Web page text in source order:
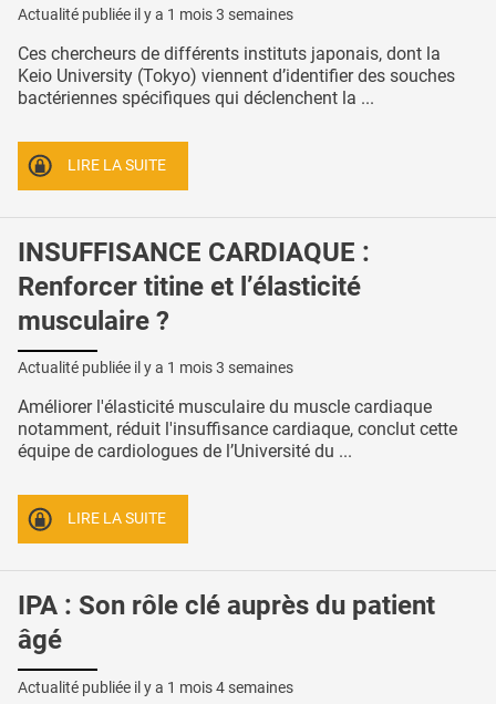
Actualité publiée il y a 1 mois 3 semaines
Ces chercheurs de différents instituts japonais, dont la
Keio University (Tokyo) viennent d’identifier des souches
bactériennes spécifiques qui déclenchent la ...
LIRE LA SUITE
INSUFFISANCE CARDIAQUE :
Renforcer titine et l’élasticité
musculaire ?
Actualité publiée il y a 1 mois 3 semaines
Améliorer l'élasticité musculaire du muscle cardiaque
notamment, réduit l'insuffisance cardiaque, conclut cette
équipe de cardiologues de l’Université du ...
LIRE LA SUITE
IPA : Son rôle clé auprès du patient
âgé
Actualité publiée il y a 1 mois 4 semaines